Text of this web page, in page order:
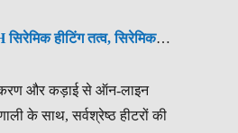
हीटिंग तत्व, सिरेमिक
हीटर। हम ग्राहक अलग -अलग
सेवाएं भी प्रदान करते हैं;
और कड़ाई से ऑन-लाइन
के साथ, सर्वश्रेष्ठ हीटरों की